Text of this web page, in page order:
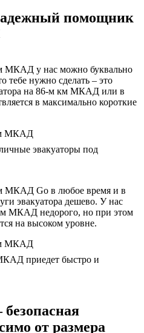
помощник
МКАД у нас можно буквально
тебе нужно сделать – это
на 86-м км МКАД или в
в максимально короткие
эвакуаторы под
МКАД Go в любое время и в
эвакуатора дешево. У нас
МКАД недорого, но при этом
на высоком уровне.
приедет быстро и
от размера